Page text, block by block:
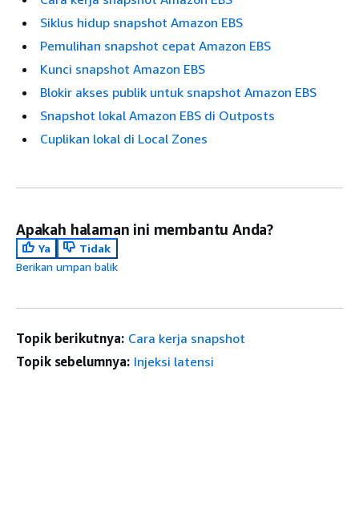
Siklus hidup snapshot Amazon EBS
Pemulihan snapshot cepat Amazon EBS
Kunci snapshot Amazon EBS
Blokir akses publik untuk snapshot Amazon EBS
Snapshot lokal Amazon EBS di Outposts
Cuplikan lokal di Local Zones
Apakah halaman ini membantu Anda?
Ya
Tidak
Berikan umpan balik
Topik berikutnya: Cara kerja snapshot
Topik sebelumnya: Injeksi latensi